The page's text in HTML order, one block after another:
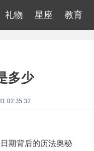
礼物 星座 教育
多少
02:35:32
期背后的历法奥秘